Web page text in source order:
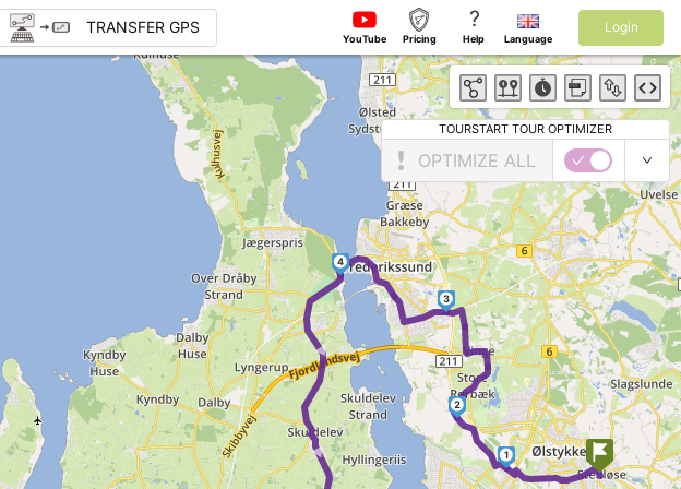
► ► 1
2
3
4
TRANSFER GPS
YouTube Pricing
?
Help Language
Login
TOURSTART TOUR OPTIMIZER
OPTIMIZE ALL